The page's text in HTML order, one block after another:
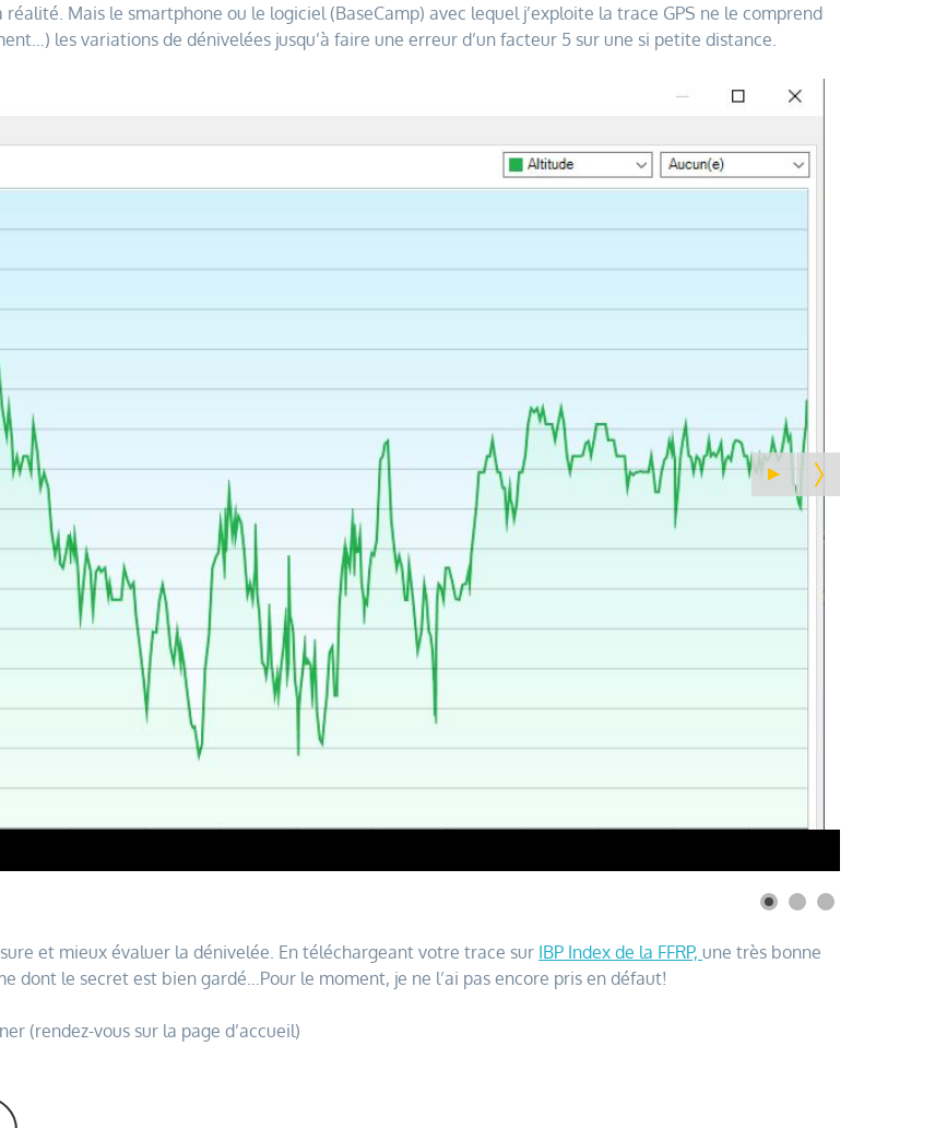
Mais le smartphone ou le logiciel (BaseCamp) avec lequel j’exploite la trace GPS ne le comprend
les variations de dénivelées jusqu’à faire une erreur d’un facteur 5 sur une si petite distance.
et mieux évaluer la dénivelée. En téléchargeant votre trace sur IBP Index de la FFRP, une très bonne
dont le secret est bien gardé…Pour le moment, je ne l’ai pas encore pris en défaut!
(rendez-vous sur la page d’accueil)